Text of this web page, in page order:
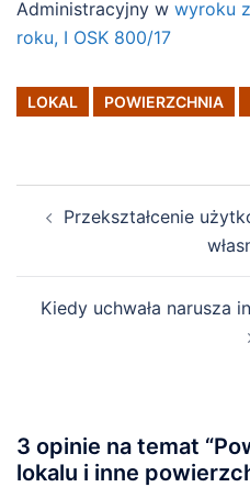
Administracyjny w wyroku
roku, I OSK 800/17
LOKAL POWIERZCHNIA
navigation
Przekształcenie
Kiedy uchwała narusza
3 opinie na temat “
lokalu i inne